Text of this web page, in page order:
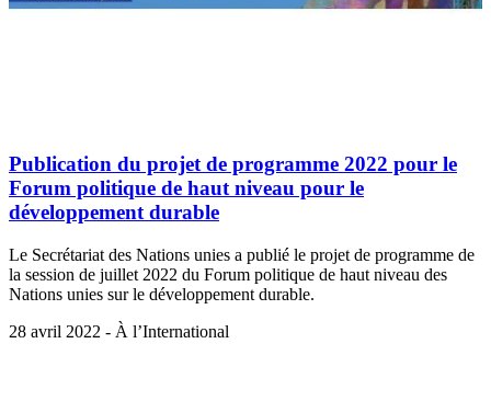
Publication du projet de programme 2022 pour le
Forum politique de haut niveau pour le
développement durable
Le Secrétariat des Nations unies a publié le projet de programme de
la session de juillet 2022 du Forum politique de haut niveau des
Nations unies sur le développement durable.
28 avril 2022 - À l’International